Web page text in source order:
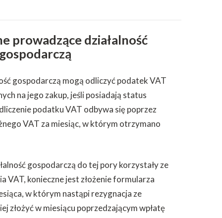
prowadzące działalność
gospodarczą
gospodarczą mogą odliczyć podatek VAT
na jego zakup, jeśli posiadają status
podatku VAT odbywa się poprzez
VAT za miesiąc, w którym otrzymano
gospodarczą do tej pory korzystały ze
VAT, konieczne jest złożenie formularza
w którym nastąpi rezygnacja ze
złożyć w miesiącu poprzedzającym wpłatę